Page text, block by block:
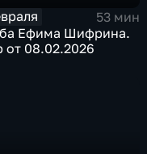
53 мин
Ефима Шифрина.
от 08.02.2026